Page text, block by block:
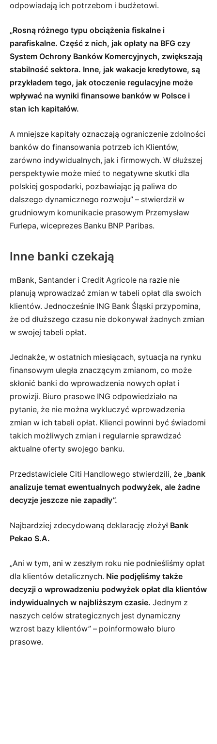
odpowiadają ich potrzebom i budżetowi.
„Rosną różnego typu obciążenia fiskalne i
parafiskalne. Część z nich, jak opłaty na BFG czy
System Ochrony Banków Komercyjnych, zwiększają
stabilność sektora. Inne, jak wakacje kredytowe, są
przykładem tego, jak otoczenie regulacyjne może
wpływać na wyniki finansowe banków w Polsce i
stan ich kapitałów.
A mniejsze kapitały oznaczają ograniczenie zdolności
banków do finansowania potrzeb ich Klientów,
zarówno indywidualnych, jak i firmowych. W dłuższej
perspektywie może mieć to negatywne skutki dla
polskiej gospodarki, pozbawiając ją paliwa do
dalszego dynamicznego rozwoju” – stwierdził w
grudniowym komunikacie prasowym Przemysław
Furlepa, wiceprezes Banku BNP Paribas.
Inne banki czekają
mBank, Santander i Credit Agricole na razie nie
planują wprowadzać zmian w tabeli opłat dla swoich
klientów. Jednocześnie ING Bank Śląski przypomina,
że od dłuższego czasu nie dokonywał żadnych zmian
w swojej tabeli opłat.
Jednakże, w ostatnich miesiącach, sytuacja na rynku
finansowym uległa znaczącym zmianom, co może
skłonić banki do wprowadzenia nowych opłat i
prowizji. Biuro prasowe ING odpowiedziało na
pytanie, że nie można wykluczyć wprowadzenia
zmian w ich tabeli opłat. Klienci powinni być świadomi
takich możliwych zmian i regularnie sprawdzać
aktualne oferty swojego banku.
Przedstawiciele Citi Handlowego stwierdzili, że „bank
analizuje temat ewentualnych podwyżek, ale żadne
decyzje jeszcze nie zapadły”.
Najbardziej zdecydowaną deklarację złożył Bank
Pekao S.A.
„Ani w tym, ani w zeszłym roku nie podnieśliśmy opłat
dla klientów detalicznych. Nie podjęliśmy także
decyzji o wprowadzeniu podwyżek opłat dla klientów
indywidualnych w najbliższym czasie. Jednym z
naszych celów strategicznych jest dynamiczny
wzrost bazy klientów” – poinformowało biuro
prasowe.